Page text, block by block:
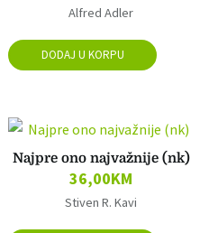
Alfred Adler
DODAJ U KORPU
Najpre ono najvažnije (nk)
36,00KM
Stiven R. Kavi